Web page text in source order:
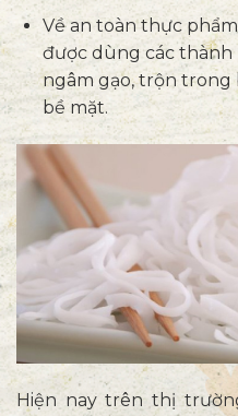
Về an toàn thực
được dùng các thành
ngâm gạo, trộn
bề mặt.
Hiện nay trên thị